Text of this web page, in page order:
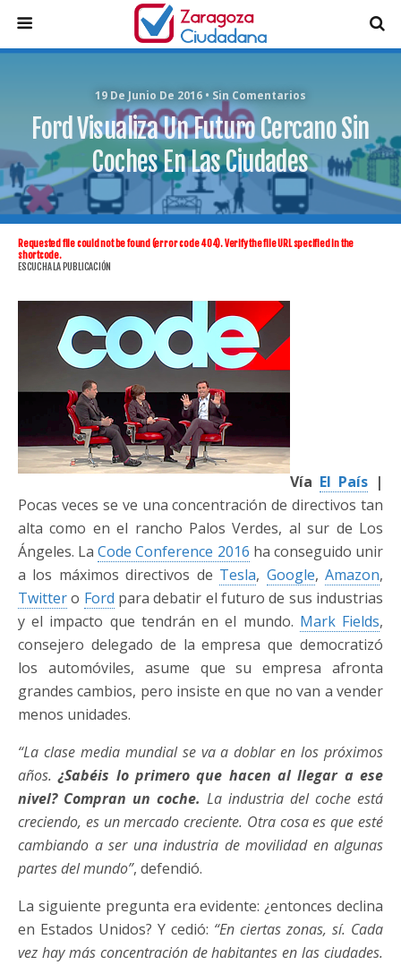
19 De Junio De 2016 • Sin Comentarios
Ford Visualiza Un Futuro Cercano Sin
Coches En Las Ciudades
Requested file could not be found (error code 404). Verify the file URL specified in the
shortcode.
ESCUCHA LA PUBLICACIÓN
Vía El País |
Pocas veces se ve una concentración de directivos tan
alta como en el rancho Palos Verdes, al sur de Los
Ángeles. LaCode Conference 2016 ha conseguido unir
a los máximos directivos de Tesla, Google,Amazon,
Twittero Ford para debatir el futuro de sus industrias
y el impacto que tendrán en el mundo. Mark Fields,
consejero delegado de la empresa que democratizó
los automóviles, asume que su empresa afronta
grandes cambios, pero insiste en que no van a vender
menos unidades.
“La clase media mundial se va a doblar en los próximos
años.¿Sabéis lo primero que hacen al llegar a ese
nivel? Compran un coche. La industria del coche está
creciendo, es un mercado creciente. Otra cosa es que esté
cambiando a ser una industria de movilidad en algunas
partes del mundo”, defendió.
La siguiente pregunta era evidente: ¿entonces declina
en Estados Unidos? Y cedió: “En ciertas zonas, sí. Cada
vez hay más concentración de habitantes en las ciudades.